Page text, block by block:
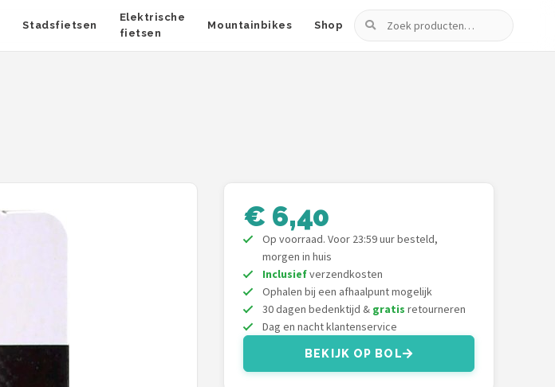
Stadsfietsen
Elektrische
fietsen
Mountainbikes Shop
Zoeken
€ 6,40
Op voorraad. Voor 23:59 uur besteld,
morgen in huis
Inclusiefverzendkosten
Ophalen bij een afhaalpunt mogelijk
30 dagen bedenktijd & gratis retourneren
Dag en nacht klantenservice
BEKIJK OP BOL